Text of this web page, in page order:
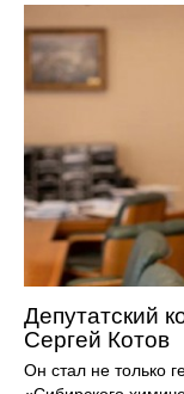
Депутатский
Сергей Котов
Он стал не только